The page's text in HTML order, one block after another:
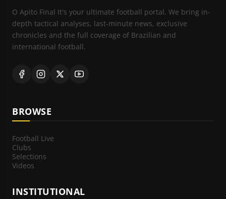
O Apito Final It's your ultimate football portal. We bring in-
depth tactical analyses, last-minute news, exclusive
chronicles and the full coverage of Brazilian and
international football.
BROWSE
Football Live
Clubs
Selections
Videos
INSTITUTIONAL